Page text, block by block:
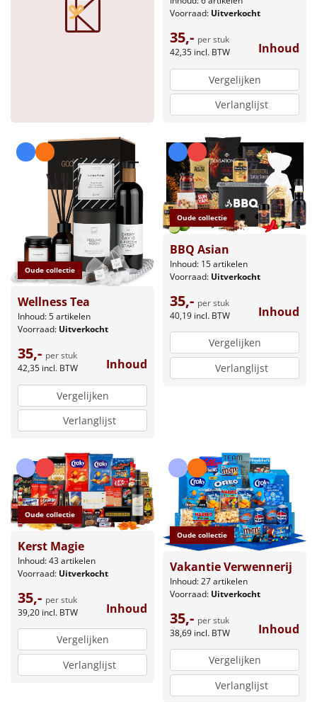
Voorraad: Uitverkocht
35,- per stuk
42,35 incl. BTW Inhoud
Vergelijken
Verlanglijst
Oude collectie
Wellness Tea
Inhoud: 5 artikelen
Voorraad: Uitverkocht
35,- per stuk
42,35 incl. BTW Inhoud
Vergelijken
Verlanglijst
Oude collectie
BBQ Asian
Inhoud: 15 artikelen
Voorraad: Uitverkocht
35,- per stuk
40,19 incl. BTW Inhoud
Vergelijken
Verlanglijst
Oude collectie
Kerst Magie
Inhoud: 43 artikelen
Voorraad: Uitverkocht
35,- per stuk
39,20 incl. BTW Inhoud
Vergelijken
Verlanglijst
Oude collectie
Vakantie Verwennerij
Inhoud: 27 artikelen
Voorraad: Uitverkocht
35,- per stuk
38,69 incl. BTW Inhoud
Vergelijken
Verlanglijst